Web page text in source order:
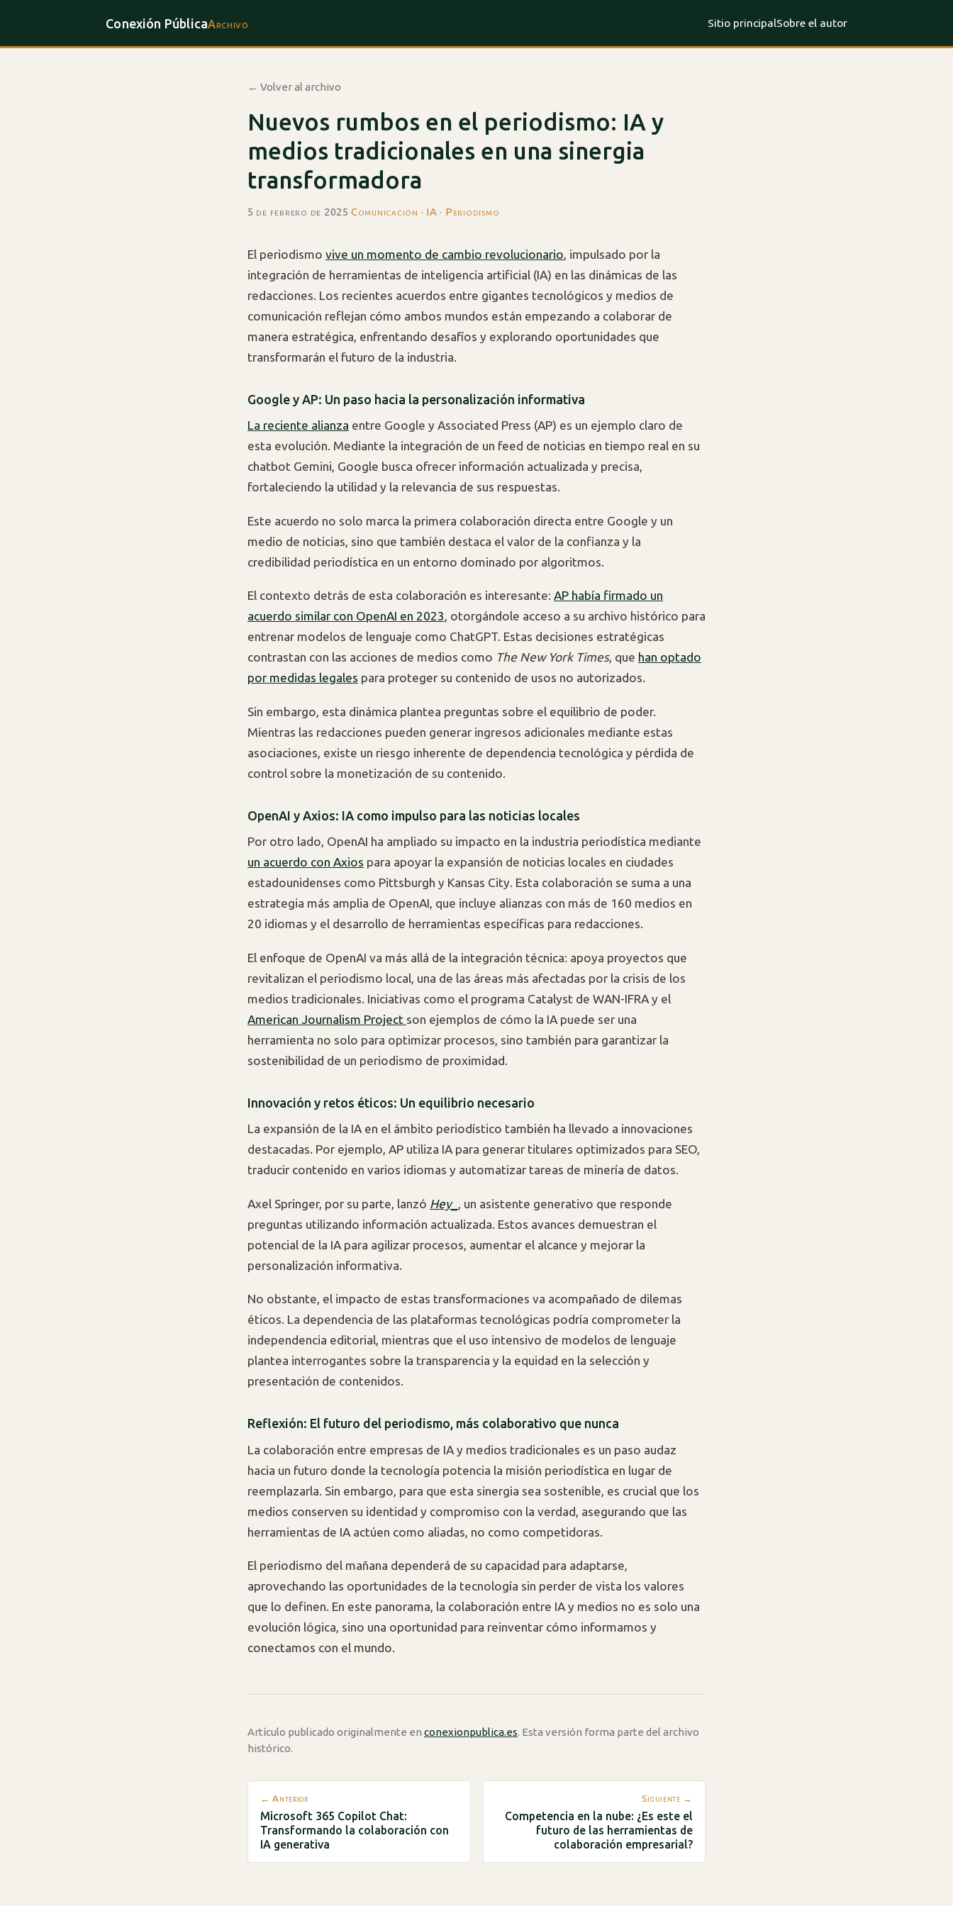
Conexión PúblicaArchivo Sitio principalSobre el autor
← Volver al archivo
Nuevos rumbos en el periodismo: IA y
medios tradicionales en una sinergia
transformadora
5 de febrero de 2025·Comunicación · IA · Periodismo
El periodismo vive un momento de cambio revolucionario , impulsado por la
integración de herramientas de inteligencia artificial (IA) en las dinámicas de las
redacciones. Los recientes acuerdos entre gigantes tecnológicos y medios de
comunicación reflejan cómo ambos mundos están empezando a colaborar de
manera estratégica, enfrentando desafíos y explorando oportunidades que
transformarán el futuro de la industria.
Google y AP: Un paso hacia la personalización informativa
La reciente alianza entre Google y Associated Press (AP) es un ejemplo claro de
esta evolución. Mediante la integración de un feed de noticias en tiempo real en su
chatbot Gemini, Google busca ofrecer información actualizada y precisa,
fortaleciendo la utilidad y la relevancia de sus respuestas.
Este acuerdo no solo marca la primera colaboración directa entre Google y un
medio de noticias, sino que también destaca el valor de la confianza y la
credibilidad periodística en un entorno dominado por algoritmos.
El contexto detrás de esta colaboración es interesante: AP había firmado un
acuerdo similar con OpenAI en 2023, otorgándole acceso a su archivo histórico para
entrenar modelos de lenguaje como ChatGPT. Estas decisiones estratégicas
contrastan con las acciones de medios como The New York Times, que han optado
por medidas legales para proteger su contenido de usos no autorizados.
Sin embargo, esta dinámica plantea preguntas sobre el equilibrio de poder.
Mientras las redacciones pueden generar ingresos adicionales mediante estas
asociaciones, existe un riesgo inherente de dependencia tecnológica y pérdida de
control sobre la monetización de su contenido.
OpenAI y Axios: IA como impulso para las noticias locales
Por otro lado, OpenAI ha ampliado su impacto en la industria periodística mediante
un acuerdo con Axios para apoyar la expansión de noticias locales en ciudades
estadounidenses como Pittsburgh y Kansas City. Esta colaboración se suma a una
estrategia más amplia de OpenAI, que incluye alianzas con más de 160 medios en
20 idiomas y el desarrollo de herramientas específicas para redacciones.
El enfoque de OpenAI va más allá de la integración técnica: apoya proyectos que
revitalizan el periodismo local, una de las áreas más afectadas por la crisis de los
medios tradicionales. Iniciativas como el programa Catalyst de WAN-IFRA y el
American Journalism Project son ejemplos de cómo la IA puede ser una
herramienta no solo para optimizar procesos, sino también para garantizar la
sostenibilidad de un periodismo de proximidad.
Innovación y retos éticos: Un equilibrio necesario
La expansión de la IA en el ámbito periodístico también ha llevado a innovaciones
destacadas. Por ejemplo, AP utiliza IA para generar titulares optimizados para SEO,
traducir contenido en varios idiomas y automatizar tareas de minería de datos.
Axel Springer, por su parte, lanzó Hey_
, un asistente generativo que responde
preguntas utilizando información actualizada. Estos avances demuestran el
potencial de la IA para agilizar procesos, aumentar el alcance y mejorar la
personalización informativa.
No obstante, el impacto de estas transformaciones va acompañado de dilemas
éticos. La dependencia de las plataformas tecnológicas podría comprometer la
independencia editorial, mientras que el uso intensivo de modelos de lenguaje
plantea interrogantes sobre la transparencia y la equidad en la selección y
presentación de contenidos.
Reflexión: El futuro del periodismo, más colaborativo que nunca
La colaboración entre empresas de IA y medios tradicionales es un paso audaz
hacia un futuro donde la tecnología potencia la misión periodística en lugar de
reemplazarla. Sin embargo, para que esta sinergia sea sostenible, es crucial que los
medios conserven su identidad y compromiso con la verdad, asegurando que las
herramientas de IA actúen como aliadas, no como competidoras.
El periodismo del mañana dependerá de su capacidad para adaptarse,
aprovechando las oportunidades de la tecnología sin perder de vista los valores
que lo definen. En este panorama, la colaboración entre IA y medios no es solo una
evolución lógica, sino una oportunidad para reinventar cómo informamos y
conectamos con el mundo.
Artículo publicado originalmente en conexionpublica.es. Esta versión forma parte del archivo
histórico.
← Anterior
Microsoft 365 Copilot Chat:
Transformando la colaboración con
IA generativa
Siguiente →
Competencia en la nube: ¿Es este el
futuro de las herramientas de
colaboración empresarial?